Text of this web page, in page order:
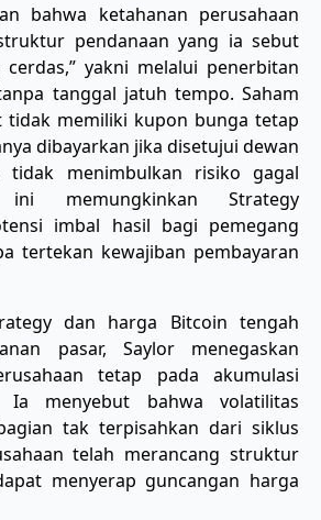
bahwa ketahanan perusahaan
pendanaan yang ia sebut
yakni melalui penerbitan
tanggal jatuh tempo. Saham
tidak memiliki kupon bunga tetap
dibayarkan jika disetujui dewan
tidak menimbulkan risiko gagal
memungkinkan Strategy
imbal hasil bagi pemegang
tertekan kewajiban pembayaran
dan harga Bitcoin tengah
pasar, Saylor menegaskan
tetap pada akumulasi
Ia menyebut bahwa volatilitas
tak terpisahkan dari siklus
telah merancang struktur
menyerap guncangan harga